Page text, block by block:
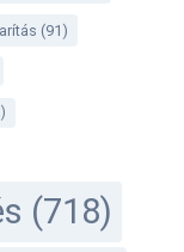
(91)
(718)